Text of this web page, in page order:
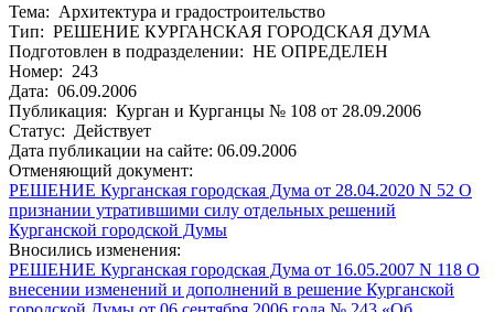
Тема: Архитектура и градостроительство
Тип: РЕШЕНИЕ КУРГАНСКАЯ ГОРОДСКАЯ ДУМА
Подготовлен в подразделении: НЕ ОПРЕДЕЛЕН
Номер: 243
Дата: 06.09.2006
Публикация: Курган и Курганцы № 108 от 28.09.2006
Статус: Действует
Дата публикации на сайте: 06.09.2006
Отменяющий документ:
РЕШЕНИЕ Курганская городская Дума от 28.04.2020 N 52 О
признании утратившими силу отдельных решений
Курганской городской Думы
Вносились изменения:
РЕШЕНИЕ Курганская городская Дума от 16.05.2007 N 118 О
внесении изменений и дополнений в решение Курганской